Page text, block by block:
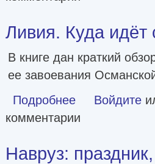
Ливия. Куда идёт
В книге дан краткий
ее завоевания
Подробнее о Ливия. Куда идёт
Войдите
комментарии
Навруз: